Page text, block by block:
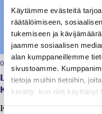
Käytämme evästeitä
räätälöimiseen,
tukemiseen ja
jaamme sosiaalisen
alan kumppaneillemme
sivustoamme.
tietoja muihin tietoihin,
kerätty, kun olet käyttänyt
06.08.2026, klo 07:22
Lämmöntuotossa
Kangastie – alueella/
Kaukolämpölinjan